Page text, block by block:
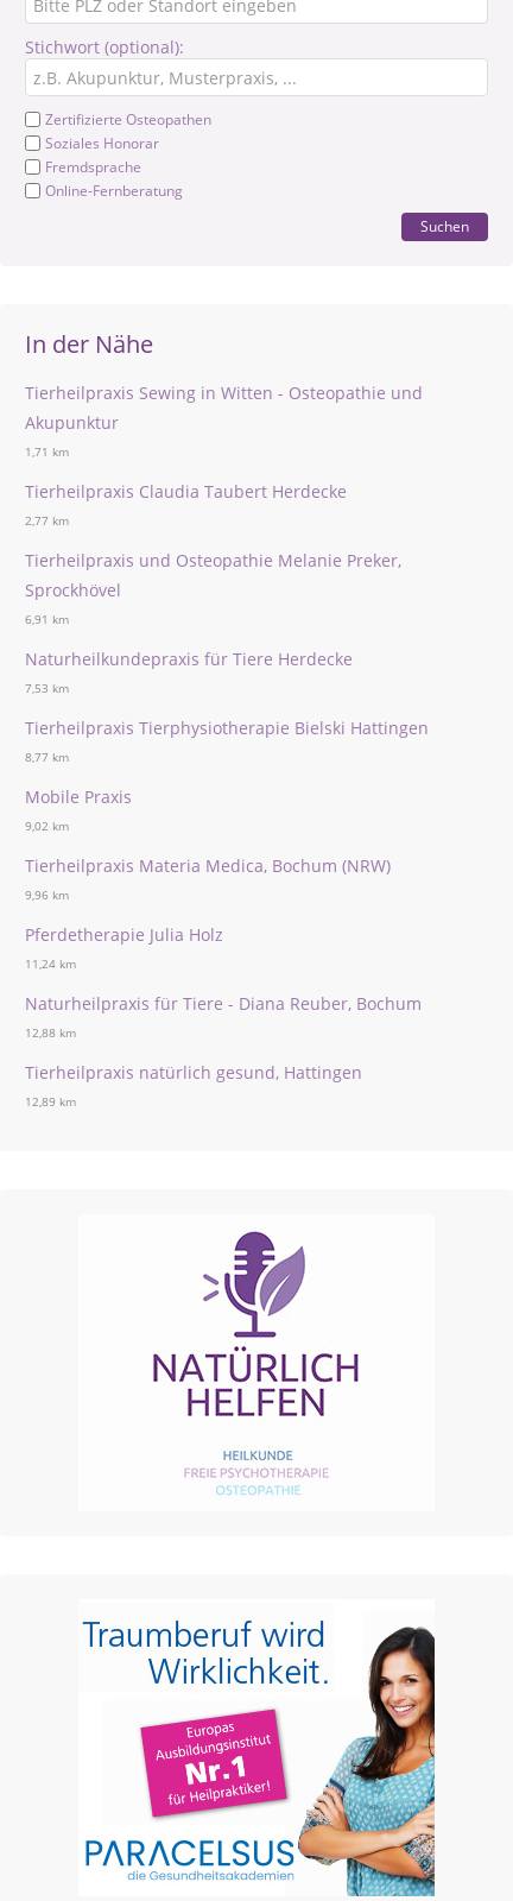
Stichwort (optional):
Zertifizierte Osteopathen
Soziales Honorar
Fremdsprache
Online-Fernberatung
Suchen
In der Nähe
Tierheilpraxis Sewing in Witten - Osteopathie und
Akupunktur
1,71 km
Tierheilpraxis Claudia Taubert Herdecke
2,77 km
Tierheilpraxis und Osteopathie Melanie Preker,
Sprockhövel
6,91 km
Naturheilkundepraxis für Tiere Herdecke
7,53 km
Tierheilpraxis Tierphysiotherapie Bielski Hattingen
8,77 km
Mobile Praxis
9,02 km
Tierheilpraxis Materia Medica, Bochum (NRW)
9,96 km
Pferdetherapie Julia Holz
11,24 km
Naturheilpraxis für Tiere - Diana Reuber, Bochum
12,88 km
Tierheilpraxis natürlich gesund, Hattingen
12,89 km